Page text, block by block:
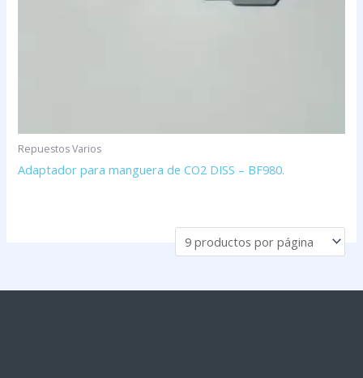
Repuestos Varios
Adaptador para manguera de CO2 DISS – BF980.